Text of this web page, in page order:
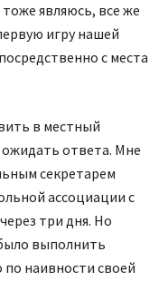
являюсь, все же
игру нашей
с места
в местный
ответа. Мне
секретарем
ассоциации с
три дня. Но
выполнить
наивности своей